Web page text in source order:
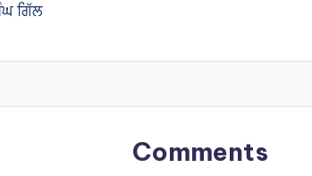
ਗਿੱਲ
Comments